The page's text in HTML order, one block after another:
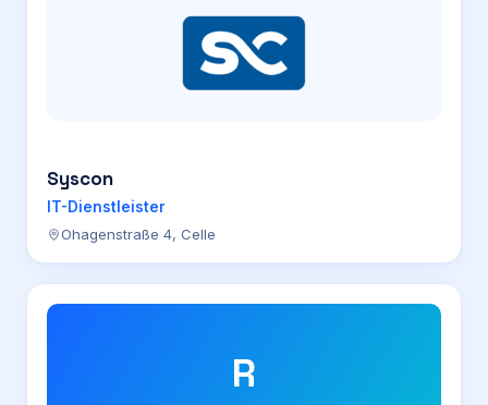
Syscon
IT-Dienstleister
Ohagenstraße 4, Celle
R